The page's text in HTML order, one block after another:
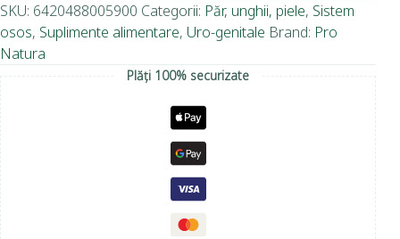
SKU: 6420488005900 Categorii: Păr, unghii, piele, Sistem
osos, Suplimente alimentare, Uro-genitale Brand: Pro
Natura
Plăți 100% securizate